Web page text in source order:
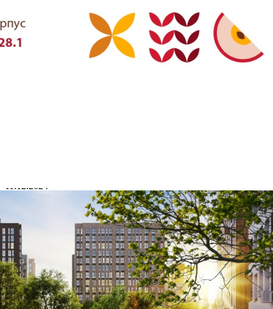
Разрешенная мощность: 13.5 кВт Система вентиляции: Ш100;
Ш100 Количество входов: 1 Количество этажей в помещении:
354 (+1)
11.12.2024
жилой комплекс Скандинавия 28.1
Расположено
Этаж
1
Предлагается
Аренда
Желаемый / подходящий вид деятельности
Не указано